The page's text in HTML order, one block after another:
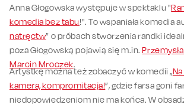
Anna Głogowska występuje w spektaklu "
komedia bez tabu!". To wspaniała komedia
natręctw” o próbach stworzenia randki
poza Głogowską pojawią się m.in.
Marcin Mroczek.
Artystkę można też zobaczyć w komedii „
kamera, kompromitacja!”, gdzie farsa goni
niedopowiedzeniom nie ma końca. W